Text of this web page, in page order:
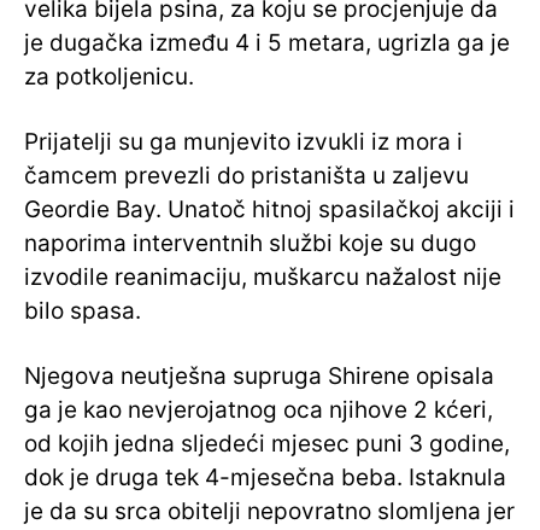
velika bijela psina, za koju se procjenjuje da
je dugačka između 4 i 5 metara, ugrizla ga je
za potkoljenicu.
Prijatelji su ga munjevito izvukli iz mora i
čamcem prevezli do pristaništa u zaljevu
Geordie Bay. Unatoč hitnoj spasilačkoj akciji i
naporima interventnih službi koje su dugo
izvodile reanimaciju, muškarcu nažalost nije
bilo spasa.
Njegova neutješna supruga Shirene opisala
ga je kao nevjerojatnog oca njihove 2 kćeri,
od kojih jedna sljedeći mjesec puni 3 godine,
dok je druga tek 4-mjesečna beba. Istaknula
je da su srca obitelji nepovratno slomljena jer